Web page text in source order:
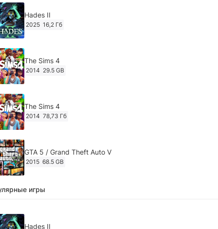
Hades II
2025 16,2 Гб
The Sims 4
2014 29.5 GB
The Sims 4
2014 78,73 Гб
GTA 5 / Grand Theft Auto V
2015 68.5 GB
Ghost of Tsushima: Director's Cut v.1053.8.1023.1614
игры
Hades II